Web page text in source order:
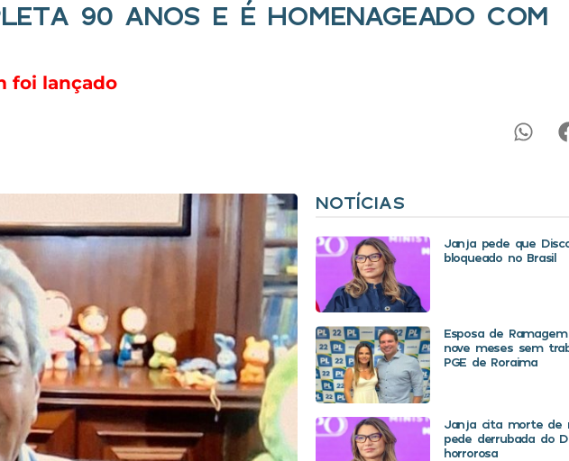
90 ANOS E É HOMENAGEADO COM
foi lançado
NOTÍCIAS
Janja pede que
bloqueado no Brasil
Esposa de
nove meses sem
PGE de Roraima
Janja cita morte de
pede derrubada do
horrorosa